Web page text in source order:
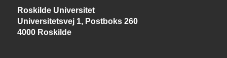
Roskilde Universitet
Universitetsvej 1, Postboks 260
4000 Roskilde